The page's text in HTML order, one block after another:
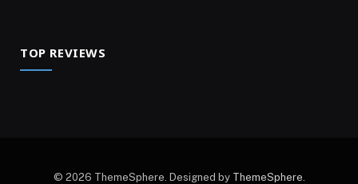
TOP REVIEWS
© 2026 ThemeSphere. Designed by ThemeSphere